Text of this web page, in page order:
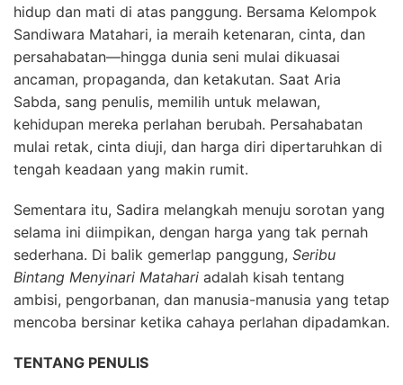
hidup dan mati di atas panggung. Bersama Kelompok
Sandiwara Matahari, ia meraih ketenaran, cinta, dan
persahabatan—hingga dunia seni mulai dikuasai
ancaman, propaganda, dan ketakutan. Saat Aria
Sabda, sang penulis, memilih untuk melawan,
kehidupan mereka perlahan berubah. Persahabatan
mulai retak, cinta diuji, dan harga diri dipertaruhkan di
tengah keadaan yang makin rumit.
Sementara itu, Sadira melangkah menuju sorotan yang
selama ini diimpikan, dengan harga yang tak pernah
sederhana. Di balik gemerlap panggung, Seribu
Bintang Menyinari Matahari adalah kisah tentang
ambisi, pengorbanan, dan manusia-manusia yang tetap
mencoba bersinar ketika cahaya perlahan dipadamkan.
TENTANG PENULIS